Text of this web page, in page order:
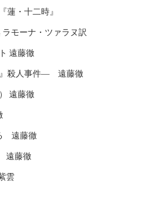
蓮・十二時』
モーナ・ツァラヌ訳
遠藤徹
殺人事件― 遠藤徹
遠藤徹
遠藤徹
遠藤徹
雲